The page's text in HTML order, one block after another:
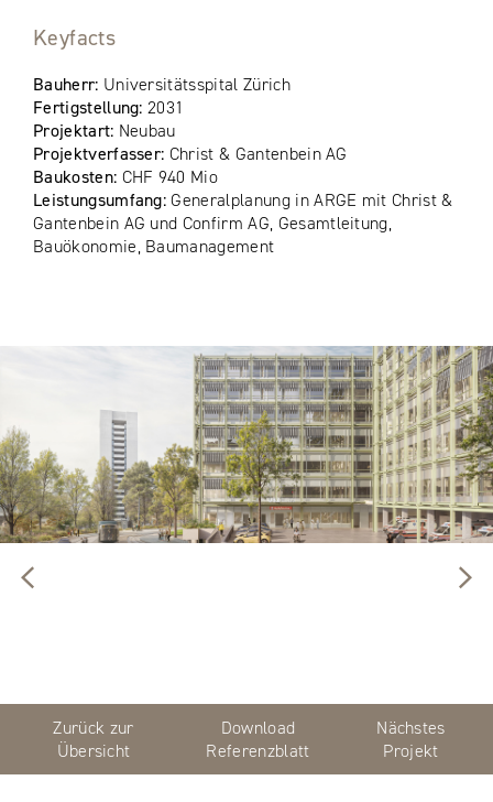
Keyfacts
Bauherr: Universitätsspital Zürich
Fertigstellung:2031
Projektart: Neubau
Projektverfasser: Christ & Gantenbein AG
Baukosten: CHF 940 Mio
Leistungsumfang:Generalplanung in ARGE mit Christ &
Gantenbein AG und Confirm AG, Gesamtleitung,
Bauökonomie, Baumanagement
Zurück zur
Übersicht
Download
Referenzblatt
Nächstes
Projekt